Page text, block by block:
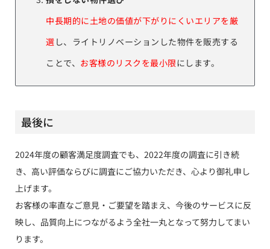
中長期的に土地の価値が下がりにくいエリアを厳
選 し、ライトリノベーションした物件を販売する
ことで、 お客様のリスクを最小限にします。
最後に
2024年度の顧客満足度調査でも、2022年度の調査に引き続
き、高い評価ならびに調査にご協力いただき、心より御礼申し
上げます。
お客様の率直なご意見・ご要望を踏まえ、今後のサービスに反
映し、品質向上につながるよう全社一丸となって努力してまい
ります。